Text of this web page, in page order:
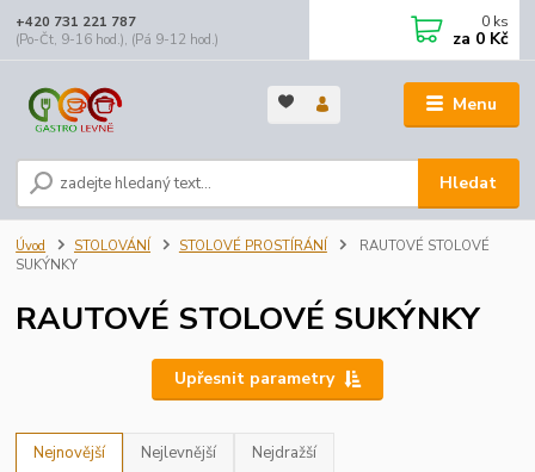
Menu
Hledat
+420 731 221 787
(Po-Čt, 9-16 hod.), (Pá 9-12 hod.)
0 ks
za 0 Kč
Úvod STOLOVÁNÍ STOLOVÉ PROSTÍRÁNÍ
RAUTOVÉ STOLOVÉ
SUKÝNKY
RAUTOVÉ STOLOVÉ SUKÝNKY
Upřesnit parametry
Nejnovější Nejlevnější Nejdražší